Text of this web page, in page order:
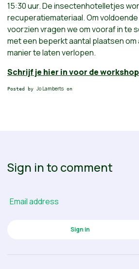
15:30 uur. De insectenhotelletjes
recuperatiemateriaal. Om
voorzien vragen we om vooraf in te
met een beperkt aantal plaatsen om
manier te laten verlopen.
Schrijf je hier in voor de
Posted by Jo Lamberts on
Sign in to comment
Email address